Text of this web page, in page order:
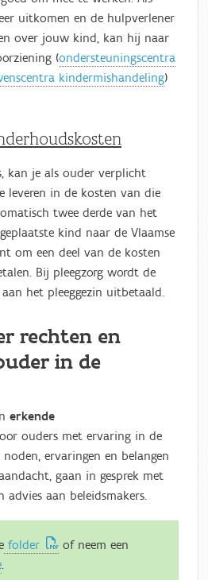
uitkomen en de hulpverlener
over jouw kind, kan hij naar
(ondersteuningscentra
kindermishandeling)
kan je als ouder verplicht
leveren in de kosten van die
twee derde van het
kind naar de Vlaamse
om een deel van de kosten
Bij pleegzorg wordt de
het pleeggezin uitbetaald.
rechten en
in de
erkende
ouders met ervaring in de
ervaringen en belangen
gaan in gesprek met
advies aan beleidsmakers.
folder
of neem een
.